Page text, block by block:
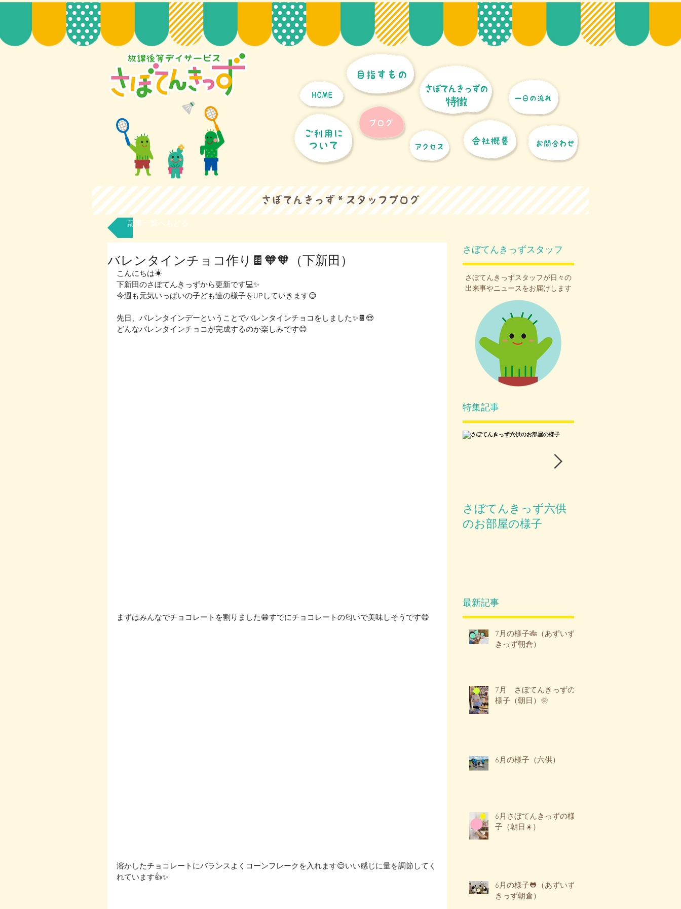
記事一覧へもどる
バレンタインチョコ作り🍫🧡🧡（下新田）
こんにちは☀
下新田のさぼてんきっずから更新です💻✨
今週も元気いっぱいの子ども達の様子をUPしていきます😊
先日、バレンタインデーということでバレンタインチョコをしました✨🍫😍
どんなバレンタインチョコが完成するのか楽しみです😊
まずはみんなでチョコレートを割りました😁すでにチョコレートの匂いで美味しそうです😋
溶かしたチョコレートにバランスよくコーンフレークを入れます😊いい感じに量を調節してく
れています👍✨
さぼてんきっずスタッフ
さぼてんきっずスタッフが日々の
出来事やニュースをお届けします
特集記事
さぼてんきっず六供
のお部屋の様子
最新記事
7月の様子🎋（あずいず
きっず朝倉）
7月 さぼてんきっずの
様子（朝日）🌞
6月の様子（六供）
6月さぼてんきっずの様
子（朝日☀️）
6月の様子🐸（あずいず
きっず朝倉）